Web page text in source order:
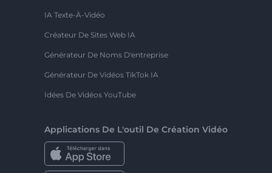
IA Texte-À-Vidéo
Créateur De Sites Web IA
Générateur De Noms D'entreprise
Générateur De Vidéos TikTok IA
Idées De Vidéos YouTube
Applications De L'outil De Création Vidéo